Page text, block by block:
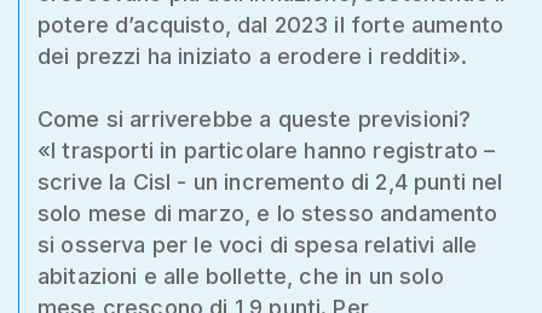
potere d’acquisto, dal 2023 il forte aumento
dei prezzi ha iniziato a erodere i redditi».
Come si arriverebbe a queste previsioni?
«I trasporti in particolare hanno registrato –
scrive la Cisl - un incremento di 2,4 punti nel
solo mese di marzo, e lo stesso andamento
si osserva per le voci di spesa relativi alle
abitazioni e alle bollette, che in un solo
mese crescono di 1,9 punti. Per